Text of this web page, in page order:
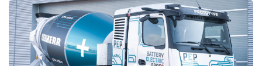
Mercedes-
Benz
teherautók
elektromos
mellékhajtással: